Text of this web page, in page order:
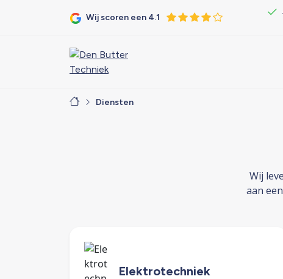
Wij scoren een 4.1
Diensten
Wij
aan
Elektrotechniek